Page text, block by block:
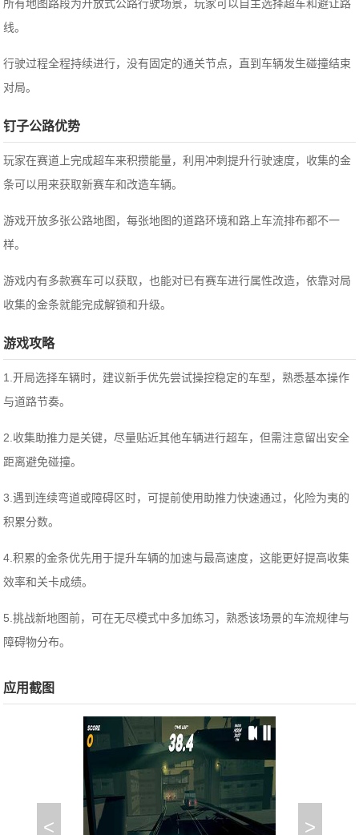
所有地图路段为开放式公路行驶场景，玩家可以自主选择超车和避让路
线。
行驶过程全程持续进行，没有固定的通关节点，直到车辆发生碰撞结束
对局。
钉子公路优势
玩家在赛道上完成超车来积攒能量，利用冲刺提升行驶速度，收集的金
条可以用来获取新赛车和改造车辆。
游戏开放多张公路地图，每张地图的道路环境和路上车流排布都不一
样。
游戏内有多款赛车可以获取，也能对已有赛车进行属性改造，依靠对局
收集的金条就能完成解锁和升级。
游戏攻略
1.开局选择车辆时，建议新手优先尝试操控稳定的车型，熟悉基本操作
与道路节奏。
2.收集助推力是关键，尽量贴近其他车辆进行超车，但需注意留出安全
距离避免碰撞。
3.遇到连续弯道或障碍区时，可提前使用助推力快速通过，化险为夷的
积累分数。
4.积累的金条优先用于提升车辆的加速与最高速度，这能更好提高收集
效率和关卡成绩。
5.挑战新地图前，可在无尽模式中多加练习，熟悉该场景的车流规律与
障碍物分布。
应用截图
< >